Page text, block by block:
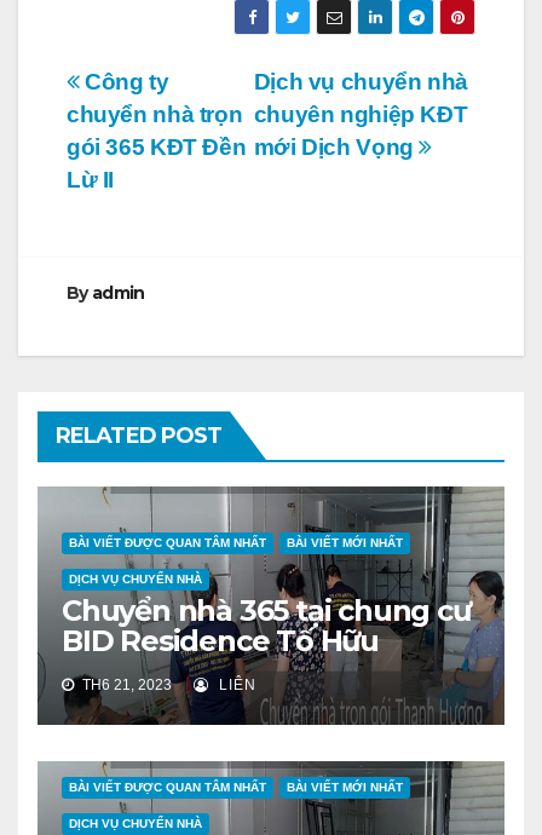
Điều
hướng
bài
Dịch vụ chuyển nhà
chuyên nghiệp KĐT
mới Dịch Vọng
Công ty
chuyển nhà trọn
gói 365 KĐT Đền
Lừ II
Byadmin
RELATED POST
BÀI VIẾT ĐƯỢC QUAN TÂM NHẤT BÀI VIẾT MỚI NHẤT
DỊCH VỤ CHUYỂN NHÀ
Chuyển nhà 365 tại chung cư
BID Residence Tố Hữu
TH6 21, 2023 LIÊN
BÀI VIẾT ĐƯỢC QUAN TÂM NHẤT BÀI VIẾT MỚI NHẤT
DỊCH VỤ CHUYỂN NHÀ